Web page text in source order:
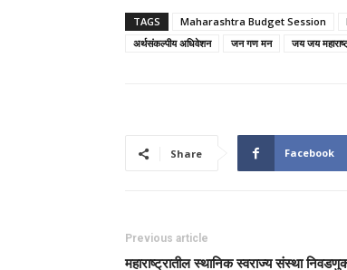
TAGS Maharashtra Budget Session
अर्थसंकल्पीय अधिवेशन
जन गण मन जय जय
Share Facebook
Previous article
महाराष्ट्रातील स्थानिक स्वराज्य संस्था